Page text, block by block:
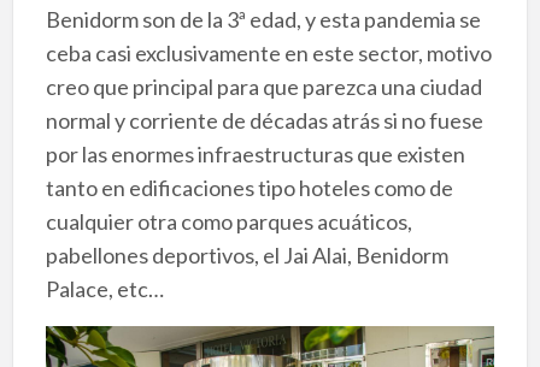
Benidorm son de la 3ª edad, y esta pandemia se
ceba casi exclusivamente en este sector, motivo
creo que principal para que parezca una ciudad
normal y corriente de décadas atrás si no fuese
por las enormes infraestructuras que existen
tanto en edificaciones tipo hoteles como de
cualquier otra como parques acuáticos,
pabellones deportivos, el Jai Alai, Benidorm
Palace, etc…